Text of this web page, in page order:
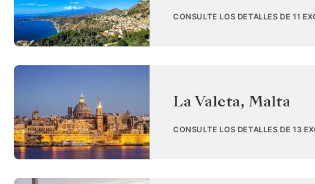
CONSULTE LOS DETALLES DE 11
La Valeta, Malta
CONSULTE LOS DETALLES DE 13